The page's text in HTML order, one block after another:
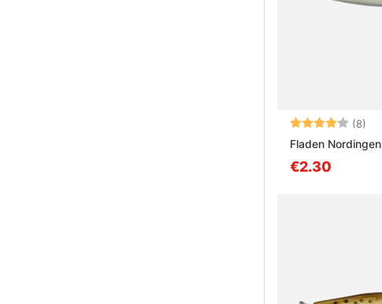
Arvio: (8)
Fladen Nordingen
€2.30